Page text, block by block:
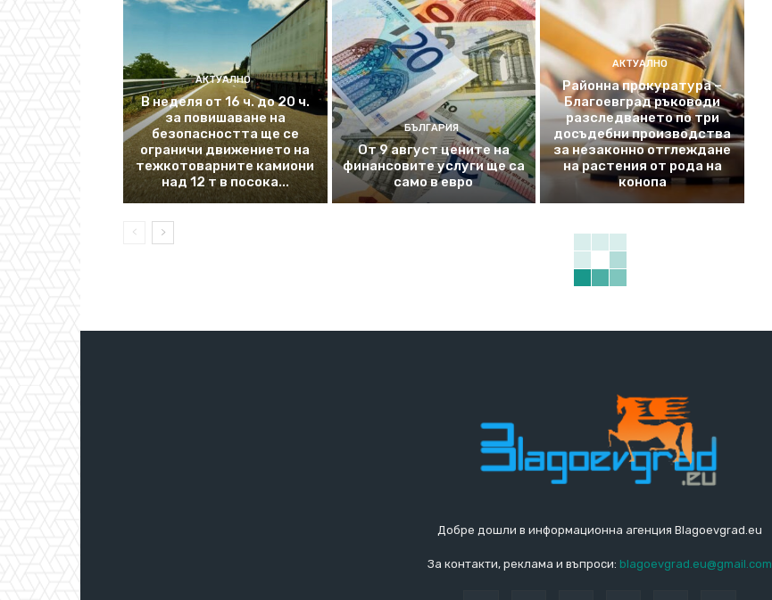
АКТУАЛНО
В неделя от 16 ч. до 20 ч.
за повишаване на
безопасността ще се
ограничи движението на
тежкотоварните камиони
над 12 т в посока...
БЪЛГАРИЯ
От 9 август цените на
финансовите услуги ще са
само в евро
АКТУАЛНО
Районна прокуратура –
Благоевград ръководи
разследването по три
досъдебни производства
за незаконно отглеждане
на растения от рода на
конопа
Добре дошли в информационна агенция Blagoevgrad.eu
За контакти, реклама и въпроси: blagoevgrad.eu@gmail.com